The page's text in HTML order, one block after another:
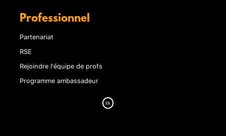
Professionnel
Partenariat
RSE
Rejoindre l'équipe de profs
Programme ambassadeur